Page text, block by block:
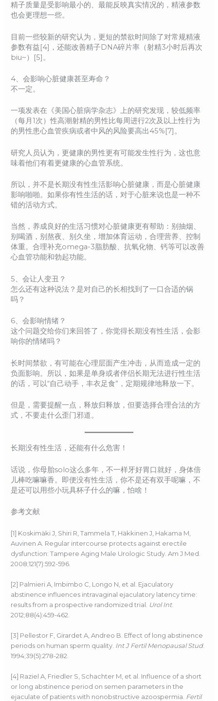
精子质量是受影响最小的、最能反映真实情况的，精液参数
也会更理想一些。
目前一些较新的研究认为，更短的禁欲时间除了对常规精液
参数有益[4]，还能改善精子DNA碎片率（射精3小时后再次
biu~）[5]。
4、会影响心脏健康甚至寿命？
不一定。
一项发表在《美国心脏病学杂志》上的研究发现，较低频率
（每月1次）性高潮射精的男性比每周进行2次及以上性行为
的男性患心血管疾病或者中风的风险要高出45%[7]。
研究人员认为，更健康的男性更有可能发生性行为，这也意
味着他们有着更健康的心血管系统。
所以，并不是长期没有性生活影响心脏健康，而是心脏健康
影响啪啪。如果你有性生活的话，对于心脏来说也是一种不
错的活动方式。
当然，养成良好的生活习惯对心脏健康更有帮助：别抽烟、
别喝酒，别熬夜、别久坐，增加体育运动，合理营养、控制
体重。合理补充omega-3脂肪酸、抗氧化物、钙等可以改善
心血管功能和勃起功能。
5、会让人变丑？
怎么还有这种说法？是对自己的长相找到了一口合适的锅
吗？
6、会影响情绪？
这个问题交给你们来回答了，你觉得长期没有性生活，会影
响你的情绪吗？
长时间禁欲，有可能在心理层面产生冲击，从而造成一定的
负面影响。所以，如果是单身或者伴侣长期无法进行性生活
的话，可以“自己动手，丰衣足食”，定期规律地释放一下。
但是，需要提醒一点，释放归释放，但要选择合理合法的方
式，不要走什么歪门邪道。
长期没有性生活，还能有什么危害！
话说，你母胎solo这么多年，不一样牙好胃口就好，身体倍
儿棒吃嘛嘛香。即便没有性生活，你不是还有双手呢嘛，不
是还可以用些小玩具杯子什么的嘛，怕啥！
参考文献
[1] Koskimäki J, Shiri R, Tammela T, Häkkinen J, Hakama M,
Auvinen A. Regular intercourse protects against erectile
dysfunction: Tampere Aging Male Urologic Study. Am J Med.
2008;121(7):592-596.
[2] Palmieri A, Imbimbo C, Longo N, et al. Ejaculatory
abstinence influences intravaginal ejaculatory latency time:
results from a prospective randomized trial. Urol Int.
2012;88(4):459-462.
[3] Pellestor F, Girardet A, Andreo B. Effect of long abstinence
periods on human sperm quality. Int J Fertil Menopausal Stud.
1994;39(5):278-282.
[4] Raziel A, Friedler S, Schachter M, et al. Influence of a short
or long abstinence period on semen parameters in the
ejaculate of patients with nonobstructive azoospermia. Fertil